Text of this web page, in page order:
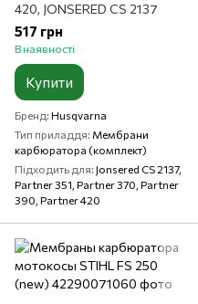
420, JONSERED CS 2137
517 грн
В наявності
Купити
Бренд Husqvarna
Тип приладдя Мембрани
карбюратора (комплект)
Підходить для Jonsered CS 2137,
Partner 351, Partner 370, Partner
390, Partner 420